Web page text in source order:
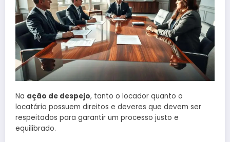
Na ação de despejo, tanto o locador quanto o
locatário possuem direitos e deveres que devem ser
respeitados para garantir um processo justo e
equilibrado.